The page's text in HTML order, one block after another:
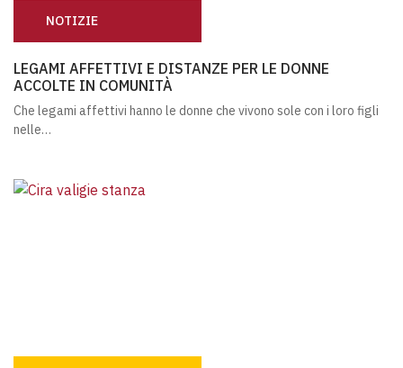
NOTIZIE
LEGAMI AFFETTIVI E DISTANZE PER LE DONNE
ACCOLTE IN COMUNITÀ
Che legami affettivi hanno le donne che vivono sole con i loro figli
nelle…